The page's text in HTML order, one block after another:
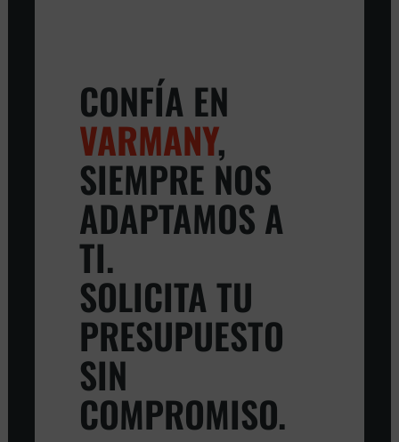
CONFÍA EN
VARMANY,
SIEMPRE NOS
ADAPTAMOS A
TI.
SOLICITA TU
PRESUPUESTO
SIN
COMPROMISO.